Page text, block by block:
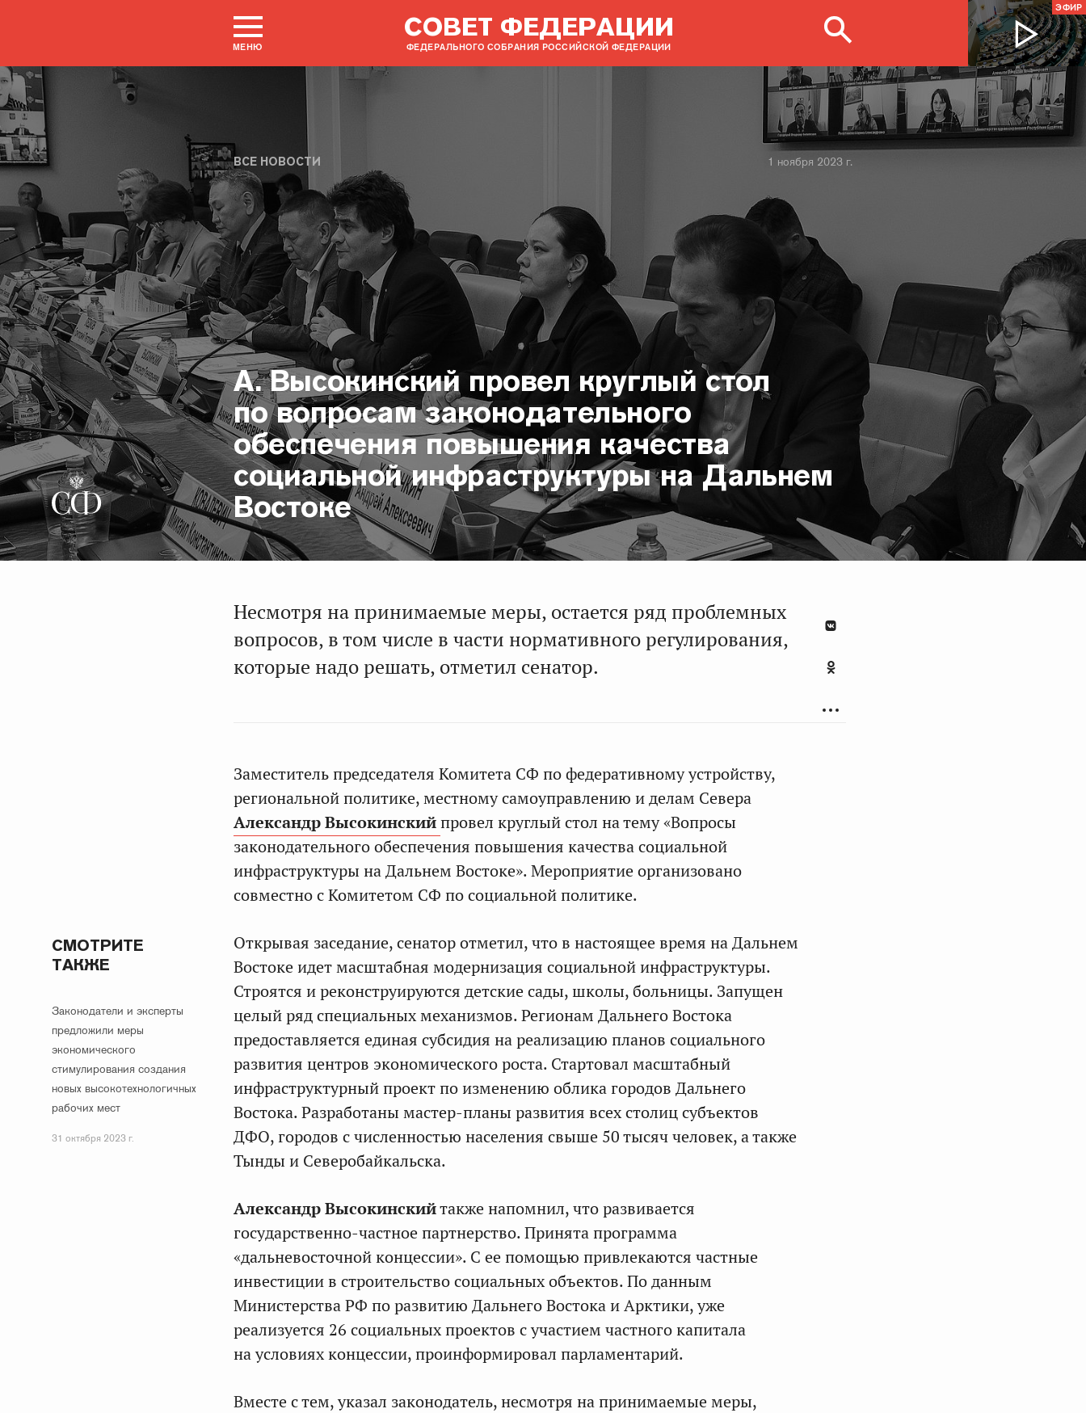
МЕНЮ
СОВЕТ ФЕДЕРАЦИИ
ФЕДЕРАЛЬНОГО СОБРАНИЯ РОССИЙСКОЙ ФЕДЕРАЦИИ
ЭФИР
ВСЕ НОВОСТИ
А. Высокинский провел круглый стол
по вопросам законодательного
обеспечения повышения качества
социальной инфраструктуры на Дальнем
Востоке
1 ноября 2023 г.
Несмотря на принимаемые меры, остается ряд проблемных
вопросов, в том числе в части нормативного регулирования,
которые надо решать, отметил сенатор.
Заместитель председателя Комитета СФ по федеративному устройству,
региональной политике, местному самоуправлению и делам Севера
Александр Высокинскийпровел круглый стол на тему «Вопросы
законодательного обеспечения повышения качества социальной
инфраструктуры на Дальнем Востоке». Мероприятие организовано
совместно с Комитетом СФ по социальной политике.
СМОТРИТЕ
ТАКЖЕ
Законодатели и эксперты
предложили меры
экономического
стимулирования создания
новых высокотехнологичных
рабочих мест
31 октября 2023 г.
Открывая заседание, сенатор отметил, что в настоящее время на Дальнем
Востоке идет масштабная модернизация социальной инфраструктуры.
Строятся и реконструируются детские сады, школы, больницы. Запущен
целый ряд специальных механизмов. Регионам Дальнего Востока
предоставляется единая субсидия на реализацию планов социального
развития центров экономического роста. Стартовал масштабный
инфраструктурный проект по изменению облика городов Дальнего
Востока. Разработаны мастер-планы развития всех столиц субъектов
ДФО, городов с численностью населения свыше 50 тысяч человек, а также
Тынды и Северобайкальска.
Александр Высокинскийтакже напомнил, что развивается
государственно-частное партнерство. Принята программа
«дальневосточной концессии». С ее помощью привлекаются частные
инвестиции в строительство социальных объектов. По данным
Министерства РФ по развитию Дальнего Востока и Арктики, уже
реализуется 26 социальных проектов с участием частного капитала
на условиях концессии, проинформировал парламентарий.
Вместе с тем, указал законодатель, несмотря на принимаемые меры,